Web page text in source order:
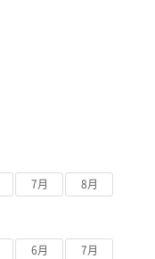
7月 8月
6月 7月